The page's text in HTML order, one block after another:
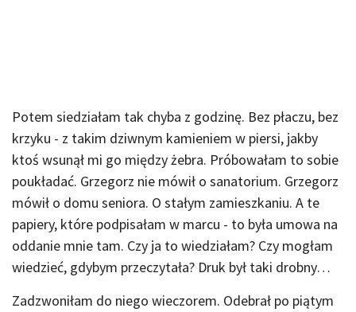
Potem siedziałam tak chyba z godzinę. Bez płaczu, bez
krzyku - z takim dziwnym kamieniem w piersi, jakby
ktoś wsunął mi go między żebra. Próbowałam to sobie
poukładać. Grzegorz nie mówił o sanatorium. Grzegorz
mówił o domu seniora. O stałym zamieszkaniu. A te
papiery, które podpisałam w marcu - to była umowa na
oddanie mnie tam. Czy ja to wiedziałam? Czy mogłam
wiedzieć, gdybym przeczytała? Druk był taki drobny…
Zadzwoniłam do niego wieczorem. Odebrał po piątym